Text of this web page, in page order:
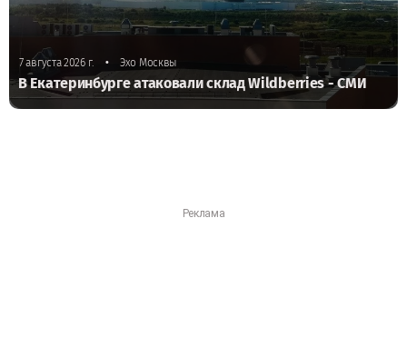
7 августа 2026 г. • Эхо Москвы
В Екатеринбурге атаковали склад Wildberries - СМИ